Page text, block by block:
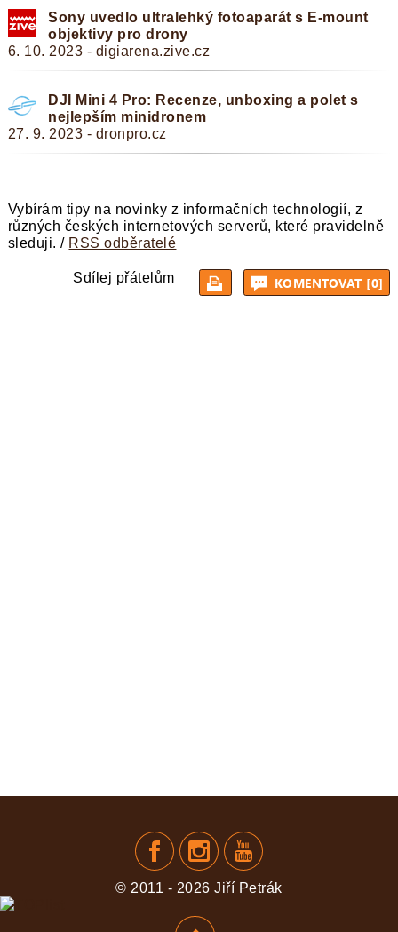
Sony uvedlo ultralehký fotoaparát s E-mount
objektivy pro drony
6. 10. 2023 - digiarena.zive.cz
DJI Mini 4 Pro: Recenze, unboxing a polet s
nejlepším minidronem
27. 9. 2023 - dronpro.cz
Vybírám tipy na novinky z informačních technologií, z
různých českých internetových serverů, které pravidelně
sleduji. / RSS odběratelé
Sdílej přátelům
© 2011 - 2026 Jiří Petrák